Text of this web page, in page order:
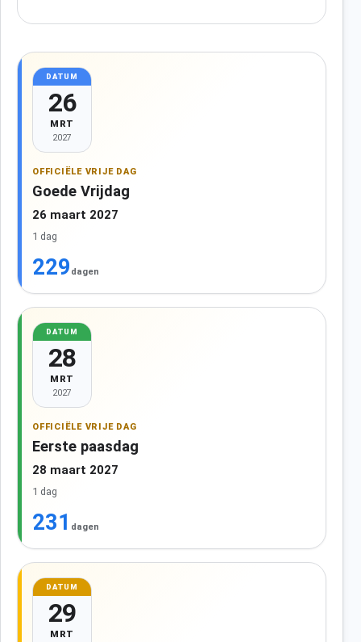
DATUM
26
MRT
2027
OFFICIËLE VRIJE DAG
Goede Vrijdag
26 maart 2027
1 dag
229 dagen
DATUM
28
MRT
2027
OFFICIËLE VRIJE DAG
Eerste paasdag
28 maart 2027
1 dag
231 dagen
DATUM
29
MRT